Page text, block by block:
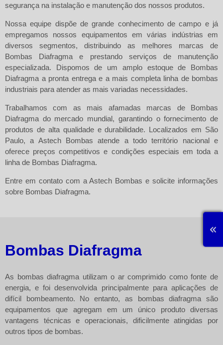
segurança na instalação e manutenção dos nossos produtos.
Nossa equipe dispõe de grande conhecimento de campo e já
empregamos nossos equipamentos em várias indústrias em
diversos segmentos, distribuindo as melhores marcas de
Bombas Diafragma e prestando serviços de manutenção
especializada. Dispomos de um amplo estoque de Bombas
Diafragma a pronta entrega e a mais completa linha de bombas
industriais para atender as mais variadas necessidades.
Trabalhamos com as mais afamadas marcas de Bombas
Diafragma do mercado mundial, garantindo o fornecimento de
produtos de alta qualidade e durabilidade. Localizados em São
Paulo, a Astech Bombas atende a todo território nacional e
oferece preços competitivos e condições especiais em toda a
linha de Bombas Diafragma.
Entre em contato com aAstech Bombas e solicite informações
sobre Bombas Diafragma.
Bombas Diafragma
As bombas diafragma utilizam o ar comprimido como fonte de
energia, e foi desenvolvida principalmente para aplicações de
difícil bombeamento. No entanto, as bombas diafragma são
equipamentos que agregam em um único produto diversas
vantagens técnicas e operacionais, dificilmente atingidas por
outros tipos de bombas.